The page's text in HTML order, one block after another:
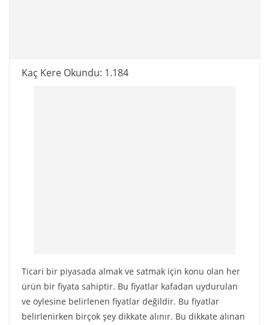
Kaç Kere Okundu: 1.184
Ticari bir piyasada almak ve satmak için konu olan her
ürün bir fiyata sahiptir. Bu fiyatlar kafadan uydurulan
ve öylesine belirlenen fiyatlar değildir. Bu fiyatlar
belirlenirken birçok şey dikkate alınır. Bu dikkate alınan